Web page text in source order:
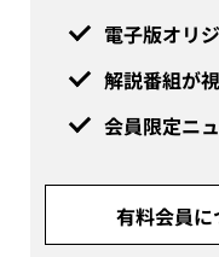
電子版オリ
解説番組が
会員限定ニ
有料会員